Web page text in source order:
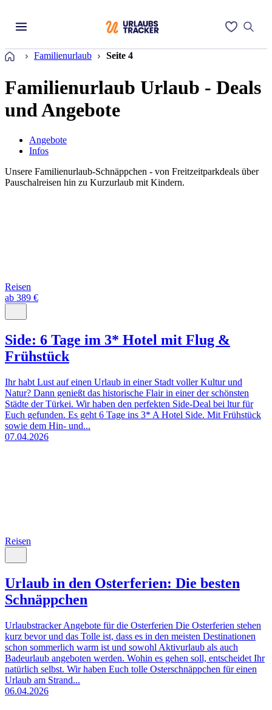
Startseite
Familienurlaub Seite 4
Familienurlaub Urlaub - Deals
und Angebote
Angebote
Infos
Unsere Familienurlaub-Schnäppchen - von Freitzeitparkdeals über
Pauschalreisen hin zu Kurzurlaub mit Kindern.
Reisen
ab 389 €
Side: 6 Tage im 3* Hotel mit Flug &
Frühstück
Ihr habt Lust auf einen Urlaub in einer Stadt voller Kultur und
Natur? Dann genießt das historische Flair in einer der schönsten
Städte der Türkei. Wir haben den perfekten Side-Deal bei ltur für
Euch gefunden. Es geht 6 Tage ins 3* A Hotel Side. Mit Frühstück
sowie dem Hin- und...
07.04.2026
Reisen
Urlaub in den Osterferien: Die besten
Schnäppchen
Urlaubstracker Angebote für die Osterferien Die Osterferien stehen
kurz bevor und das Tolle ist, dass es in den meisten Destinationen
schon sommerlich warm ist und sowohl Aktivurlaub als auch
Badeurlaub angeboten werden. Wohin es gehen soll, entscheidet Ihr
natürlich selbst. Wir haben Euch tolle Osterschnäppchen für einen
Urlaub am Strand...
06.04.2026